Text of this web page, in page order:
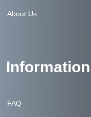
About Us
Information
FAQ